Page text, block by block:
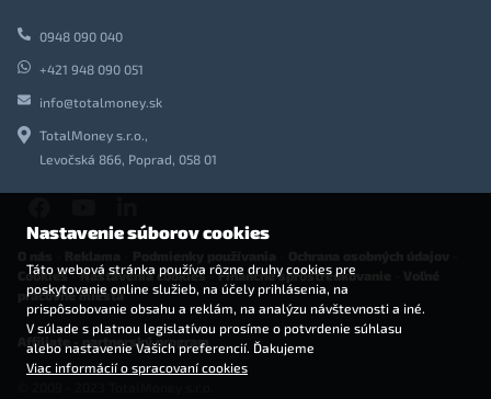
0948 090 040
+421 948 090 051
info@totalmoney.sk
TotalMoney s.r.o.,
Levočská 866, Poprad, 058 01
Cookies-Nastavenia cookies -Finančné sprostredkovanie
pracovné miesta
Affiliate - partnerský program
Nastavenie súborov cookies
Táto webová stránka používa rôzne druhy cookies pre
poskytovanie online služieb, na účely prihlásenia, na
prispôsobovanie obsahu a reklám, na analýzu návštevnosti a iné.
V súlade s platnou legislatívou prosíme o potvrdenie súhlasu
alebo nastavenie Vašich preferencií. Ďakujeme
Viac informácií o spracovaní cookies